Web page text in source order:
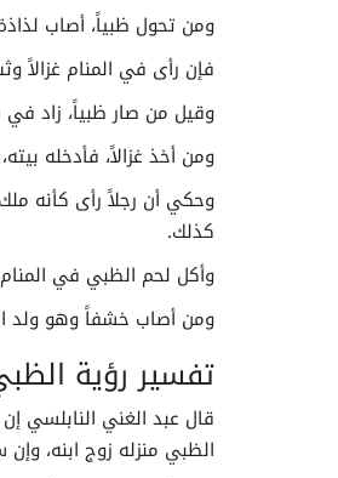
ومن تحول ظبياً، أصاب لذاذة
فإن رأى في المنام غزالاً
وقيل من صار ظبياً، زاد
ومن أخذ غزالاً، فأدخله
وحكي أن رجلاً رأى كأنه ملك
كذلك.
وأكل لحم الظبي في
ومن أصاب خشفاً وهو ولد
تفسير رؤية
قال عبد الغني النابلسي
الظبي منزله زوج ابنه، وإن
تفسير الأحلام لابن
تفسيررؤية